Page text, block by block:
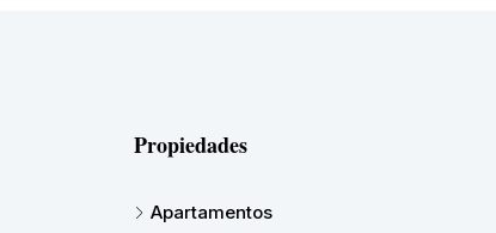
Propiedades
Apartamentos